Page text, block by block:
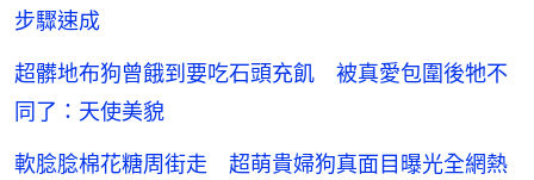
步驟速成
超髒地布狗曾餓到要吃石頭充飢 被真愛包圍後牠不
同了：天使美貌
軟腍腍棉花糖周街走 超萌貴婦狗真面目曝光全網熱